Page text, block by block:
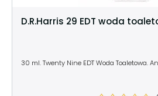
D.R.Harris 29 EDT woda
30 ml. Twenty Nine EDT Woda Toaletowa.